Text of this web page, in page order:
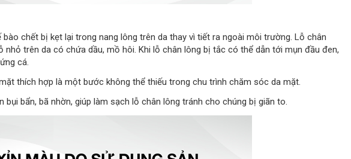
chết bị kẹt lại trong nang lông trên da thay vì tiết ra ngoài môi trường. Lỗ chân
nhỏ trên da có chứa dầu, mồ hôi. Khi lỗ chân lông bị tắc có thể dẫn tới mụn đầu đen,
cá.
thích hợp là một bước không thể thiếu trong chu trình chăm sóc da mặt.
bụi bẩn, bã nhờn, giúp làm sạch lỗ chân lông tránh cho chúng bị giãn to.